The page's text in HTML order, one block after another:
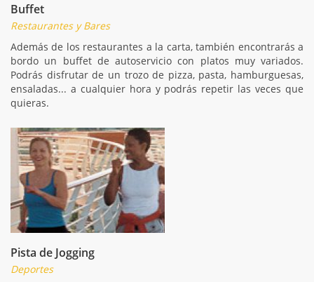
Buffet
Restaurantes y Bares
Además de los restaurantes a la carta, también encontrarás a
bordo un buffet de autoservicio con platos muy variados.
Podrás disfrutar de un trozo de pizza, pasta, hamburguesas,
ensaladas... a cualquier hora y podrás repetir las veces que
quieras.
Pista de Jogging
Deportes